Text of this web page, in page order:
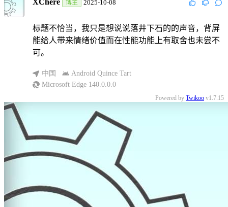
博主 2025-10-08
标题不恰当，我只是想说说落井下石的的声音，背屏
能给人带来情绪价值而在性能功能上有取舍也未尝不
可。
中国
Android Quince Tart
Microsoft Edge 140.0.0.0
Powered by Twikoo v1.7.15